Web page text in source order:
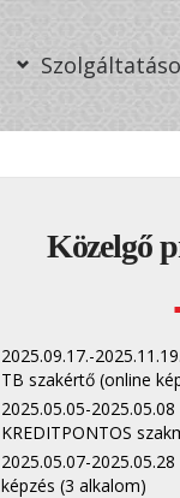
Közelgő
2025.09.17.-
TB szakértő (online
2025.05.05-
KREDITPONTOS
2025.05.07-
képzés (3 alkalom)